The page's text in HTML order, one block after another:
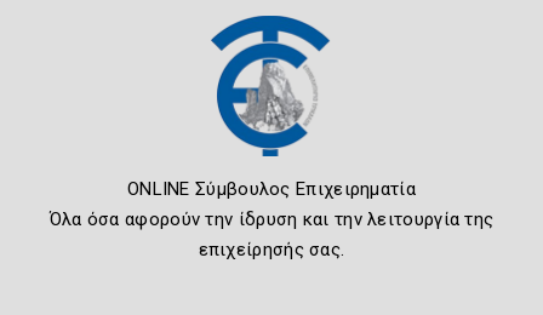
ONLINE Σύμβουλος Επιχειρηματία
Όλα όσα αφορούν την ίδρυση και την λειτουργία της
επιχείρησής σας.